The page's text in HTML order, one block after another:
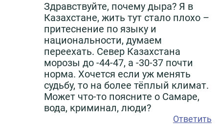
Здравствуйте, почему дыра? Я в
Казахстане, жить тут стало плохо –
притеснение по языку и
национальности, думаем
переехать. Север Казахстана
морозы до -44-47, а -30-37 почти
норма. Хочется если уж менять
судьбу, то на более тёплый климат.
Может что-то поясните о Самаре,
вода, криминал, люди?
Ответить